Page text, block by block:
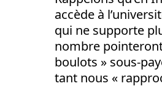
accède à
qui ne supporte
nombre
boulots » sous-
tant nous «